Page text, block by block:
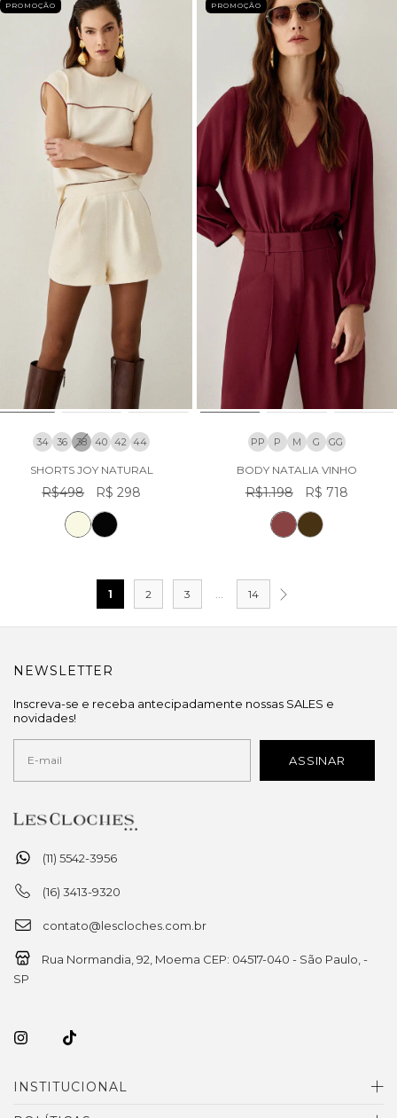
PROMOÇÃO
34 36 38 40 42 44
SHORTS JOY NATURAL
R$498 R$ 298
PROMOÇÃO
PP P M G GG
BODY NATALIA VINHO
R$1.198 R$ 718
1 2 3 ... 14
(11) 5542-3956
(16) 3413-9320
contato@lescloches.com.br
Rua Normandia, 92, Moema CEP: 04517-040 - São Paulo, -
SP
INSTITUCIONAL
NEWSLETTER
Inscreva-se e receba antecipadamente nossas SALES e
novidades!